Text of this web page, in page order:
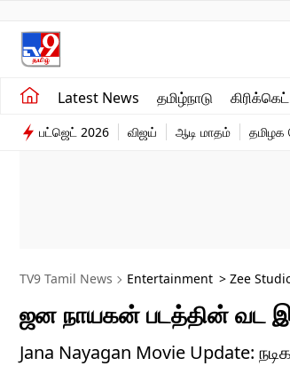
Latest News தமிழ்நாடு கிரிக்கெட்
சமீபத்திய செய்திகள்
தமிழ்நாடு
பட்ஜெட் 2026 விஜய் ஆடி மாதம்
TV9 Tamil News Entertainment > Zee
ஜன நாயகன் படத்தின் வட
Jana Nayagan Movie Update: